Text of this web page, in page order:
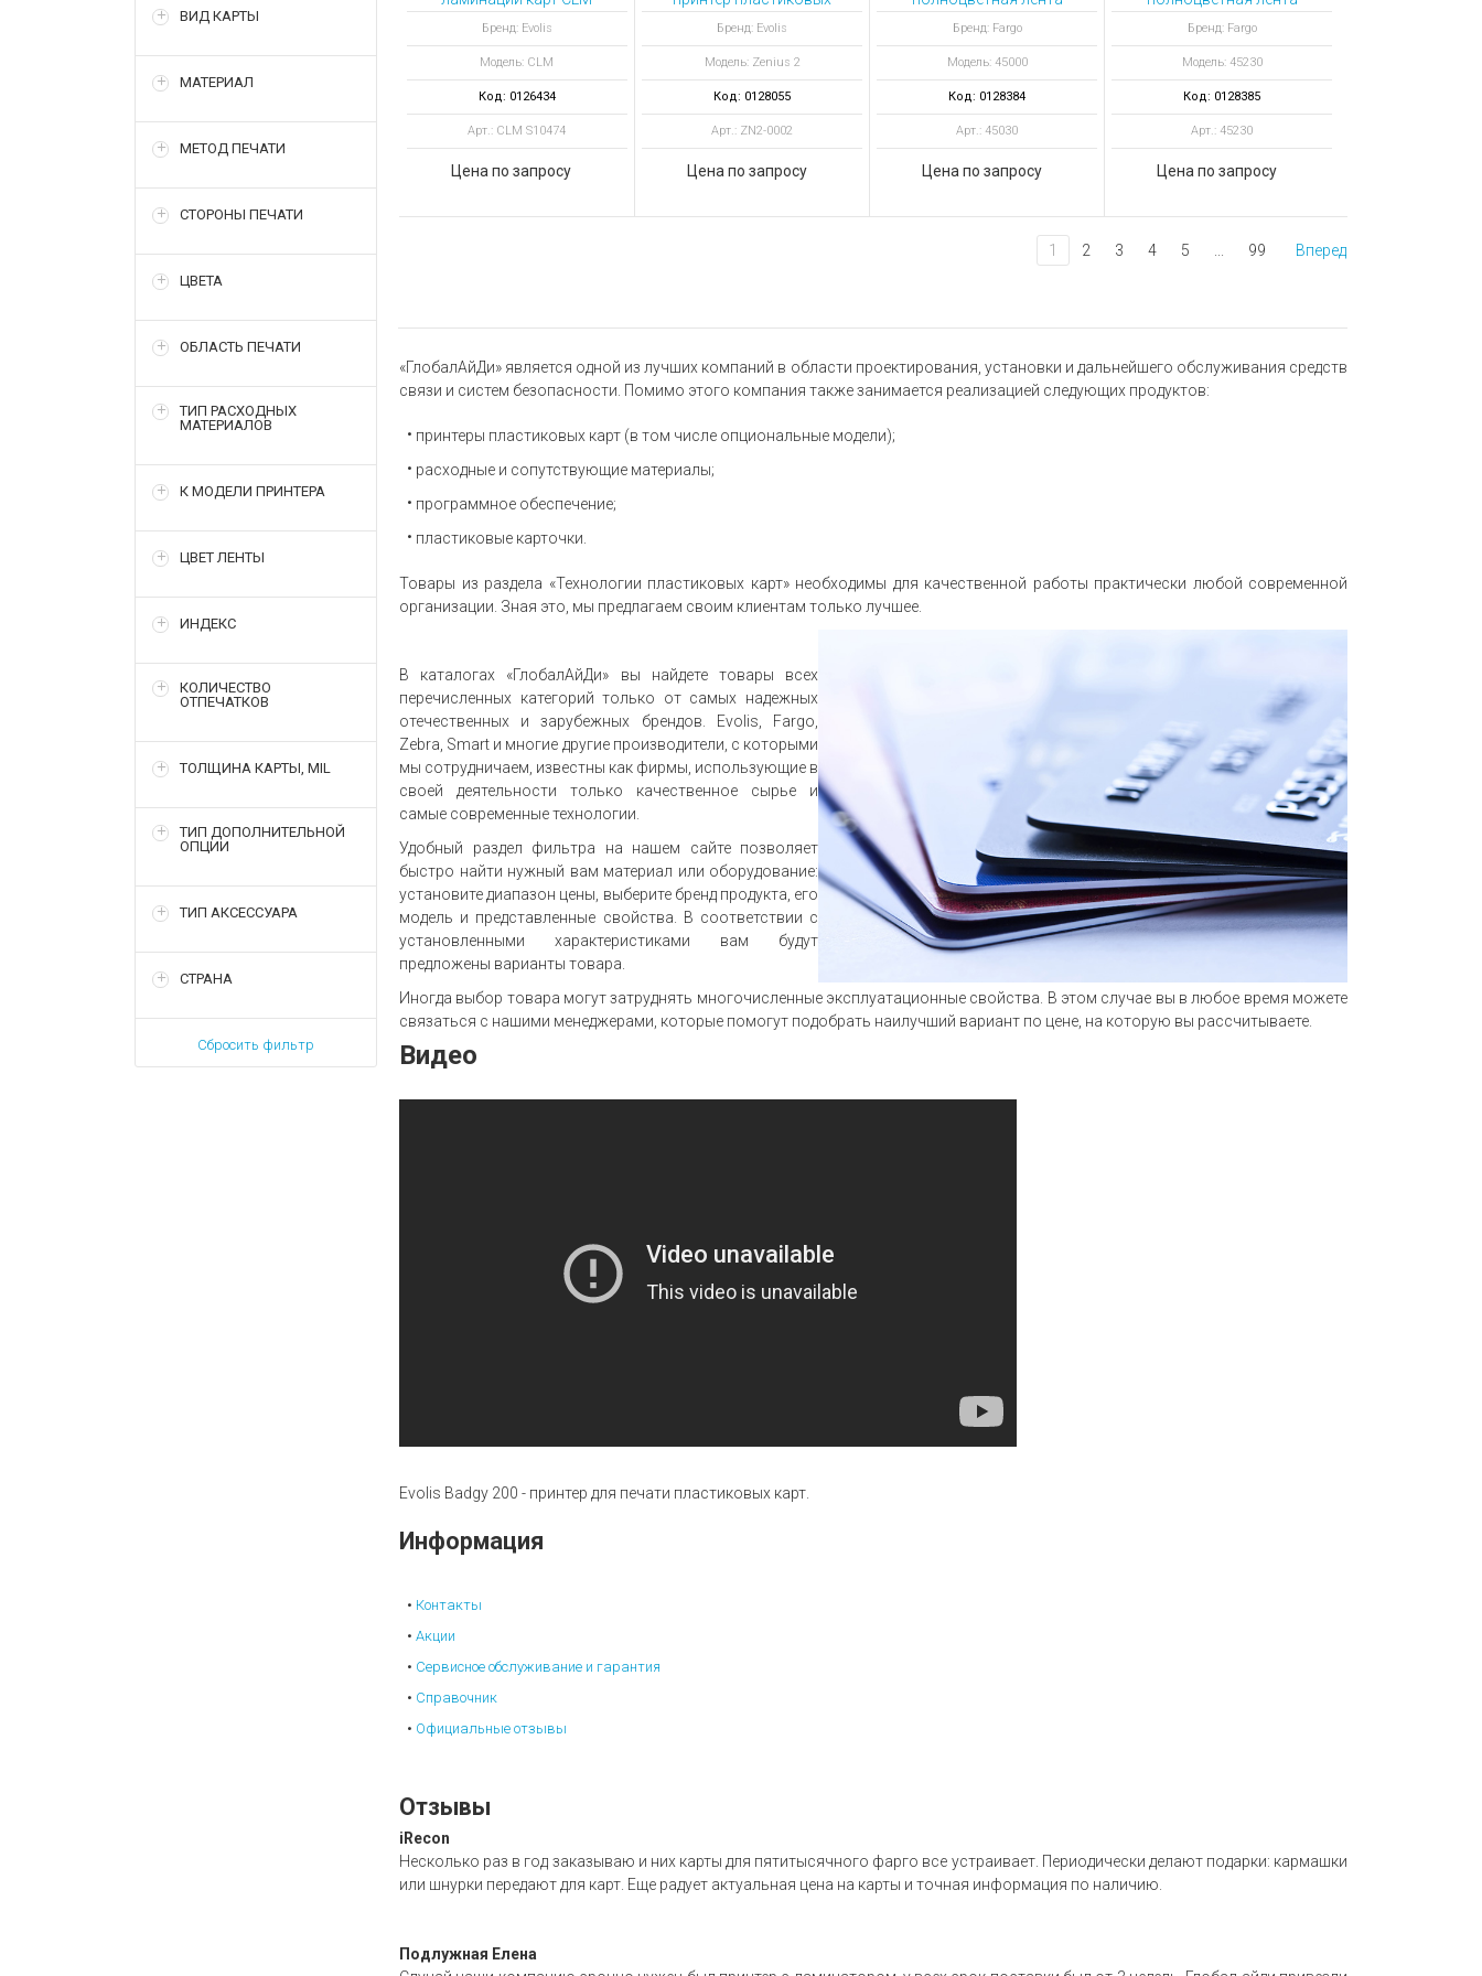
ВИД КАРТЫ
МАТЕРИАЛ
МЕТОД ПЕЧАТИ
СТОРОНЫ ПЕЧАТИ
ЦВЕТА
ОБЛАСТЬ ПЕЧАТИ
ТИП РАСХОДНЫХ
МАТЕРИАЛОВ
К МОДЕЛИ ПРИНТЕРА
ЦВЕТ ЛЕНТЫ
ИНДЕКС
КОЛИЧЕСТВО
ОТПЕЧАТКОВ
ТОЛЩИНА КАРТЫ, MIL
ТИП ДОПОЛНИТЕЛЬНОЙ
ОПЦИИ
ТИП АКСЕССУАРА
СТРАНА
Сбросить фильтр
для принтера Agilia
Бренд: Evolis
Модель: CLM
Код: 0126434
Арт.: CLM S10474
Цена по запросу
карт Zenius 2 Expert,
USB & Ethernet, ID-ALL
ПО
Бренд: Evolis
Модель: Zenius 2
Код: 0128055
Арт.: ZN2-0002
Цена по запросу
YMCKO 300
отпечатков
Бренд: Fargo
Модель: 45000
Код: 0128384
Арт.: 45030
Цена по запросу
YMCKO 700
отпечатков
Бренд: Fargo
Модель: 45230
Код: 0128385
Арт.: 45230
Цена по запросу
1 2 3 4 5 99 Вперед
«ГлобалАйДи» является одной из лучших компаний в области проектирования, установки и дальнейшего обслуживания средств
связи и систем безопасности. Помимо этого компания также занимается реализацией следующих продуктов:
принтеры пластиковых карт (в том числе опциональные модели);
расходные и сопутствующие материалы;
программное обеспечение;
пластиковые карточки.
Товары из раздела «Технологии пластиковых карт» необходимы для качественной работы практически любой современной
организации. Зная это, мы предлагаем своим клиентам только лучшее.
В каталогах «ГлобалАйДи» вы найдете товары всех
перечисленных категорий только от самых надежных
отечественных и зарубежных брендов. Evolis, Fargo,
Zebra, Smart и многие другие производители, с которыми
мы сотрудничаем, известны как фирмы, использующие в
своей деятельности только качественное сырье и
самые современные технологии.
Удобный раздел фильтра на нашем сайте позволяет
быстро найти нужный вам материал или оборудование:
установите диапазон цены, выберите бренд продукта, его
модель и представленные свойства. В соответствии с
установленными характеристиками вам будут
предложены варианты товара.
Иногда выбор товара могут затруднять многочисленные эксплуатационные свойства. В этом случае вы в любое время можете
связаться с нашими менеджерами, которые помогут подобрать наилучший вариант по цене, на которую вы рассчитываете.
Видео
Evolis Badgy 200 - принтер для печати пластиковых карт.
Информация
Контакты
Акции
Сервисное обслуживание и гарантия
Справочник
Официальные отзывы
Отзывы
iRecon
Несколько раз в год заказываю и них карты для пятитысячного фарго все устраивает. Периодически делают подарки: кармашки
или шнурки передают для карт. Еще радует актуальная цена на карты и точная информация по наличию.
Подлужная Елена